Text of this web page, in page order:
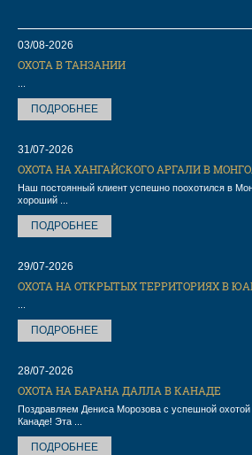
03/08-2026
ОХОТА В ТАНЗАНИИ
ПОДРОБНЕЕ
31/07-2026
ОХОТА НА ХАНГАЙСКОГО АРГАЛИ В
Наш постоянный клиент успешно поохотился в
хороший ...
ПОДРОБНЕЕ
29/07-2026
ОХОТА НА ОТКРЫТЫХ ТЕРРИТОРИЯХ В
ПОДРОБНЕЕ
28/07-2026
ОХОТА НА БАРАНА ДАЛЛА В КАНАДЕ
Поздравляем Дениса Морозова с успешной
Канаде! Эта ...
ПОДРОБНЕЕ